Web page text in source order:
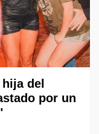
del
por un